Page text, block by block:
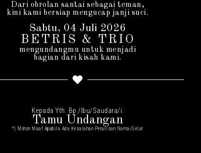
Dari obrolan santai sebagai teman,
kini kami bersiap mengucap janji suci.
Sabtu, 04 Juli 2026
BETRIS & TRIO
mengundangmu untuk menjadi
bagian dari kisah kami.
Kepada Yth. Bp./Ibu/Saudara/i:
Tamu Undangan
*) Mohon Maaf Apabila Ada Kesalahan Penulisan Nama/gelar